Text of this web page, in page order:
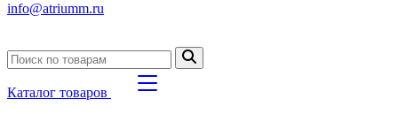
info@atriumm.ru
Каталог товаров